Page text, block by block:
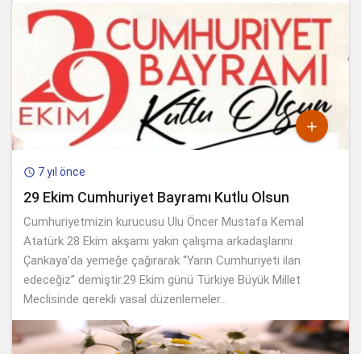

 7 yıl önce
29 Ekim Cumhuriyet Bayramı Kutlu Olsun
Cumhuriyetmizin kurucusu Ulu Öncer Mustafa Kemal
Atatürk 28 Ekim akşamı yakın çalışma arkadaşlarını
Çankaya’da yemeğe çağırarak “Yarın Cumhuriyeti ilan
edeceğiz” demiştir.29 Ekim günü Türkiye Büyük Millet
Meclisinde gerekli yasal düzenlemeler...